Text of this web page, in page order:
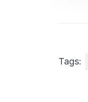
Tags: